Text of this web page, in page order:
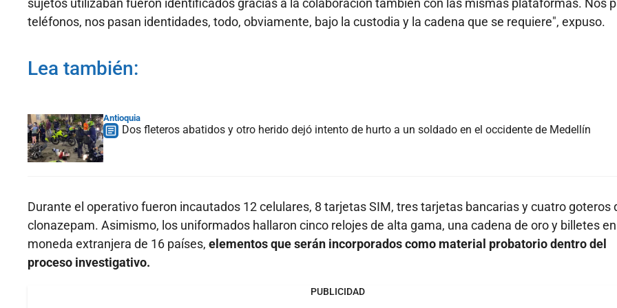
sujetos utilizaban fueron identificados gracias a la colaboración también con las mismas plataformas. Nos
teléfonos, nos pasan identidades, todo, obviamente, bajo la custodia y la cadena que se requiere", expuso.
Lea también:
Antioquia
Dos fleteros abatidos y otro herido dejó intento de hurto a un soldado en el occidente de Medellín
Durante el operativo fueron incautados 12 celulares, 8 tarjetas SIM, tres tarjetas bancarias y cuatro goteros
clonazepam. Asimismo, los uniformados hallaron cinco relojes de alta gama, una cadena de oro y billetes en
moneda extranjera de 16 países, elementos que serán incorporados como material probatorio dentro del
proceso investigativo.
PUBLICIDAD